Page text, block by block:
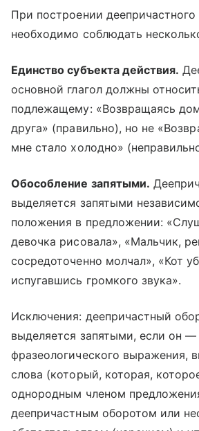
При построении деепричастного
необходимо соблюдать
Единство субъекта действия.
основной глагол должны
подлежащему: «Возвращаясь
друга» (правильно), но не
мне стало холодно»
Обособление запятыми.
выделяется запятыми
положения в предложении:
девочка рисовала», «Мальчик,
сосредоточенно молчал», «Кот
испугавшись громкого звука».
Исключения: деепричастный
выделяется запятыми, если он —
фразеологического выражения,
слова (который, которая,
однородным членом
деепричастным оборотом или